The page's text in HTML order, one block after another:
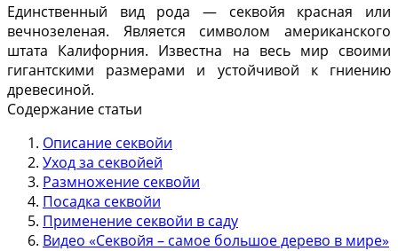
Единственный вид рода — секвойя красная или
вечнозеленая. Является символом американского
штата Калифорния. Известна на весь мир своими
гигантскими размерами и устойчивой к гниению
древесиной.
Содержание статьи
Описание секвойи
Уход за секвойей
Размножение секвойи
Посадка секвойи
Применение секвойи в саду
Видео «Секвойя – самое большое дерево в мире»